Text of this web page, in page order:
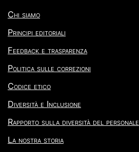
Chi siamo
Principi editoriali
Feedback e trasparenza
Politica sulle correzioni
Codice etico
Diversità e Inclusione
Rapporto sulla diversità del personale
La nostra storia